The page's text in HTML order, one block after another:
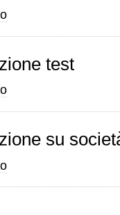
test
su